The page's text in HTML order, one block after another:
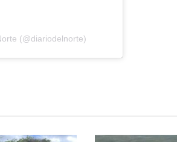
(@diariodelnorte)